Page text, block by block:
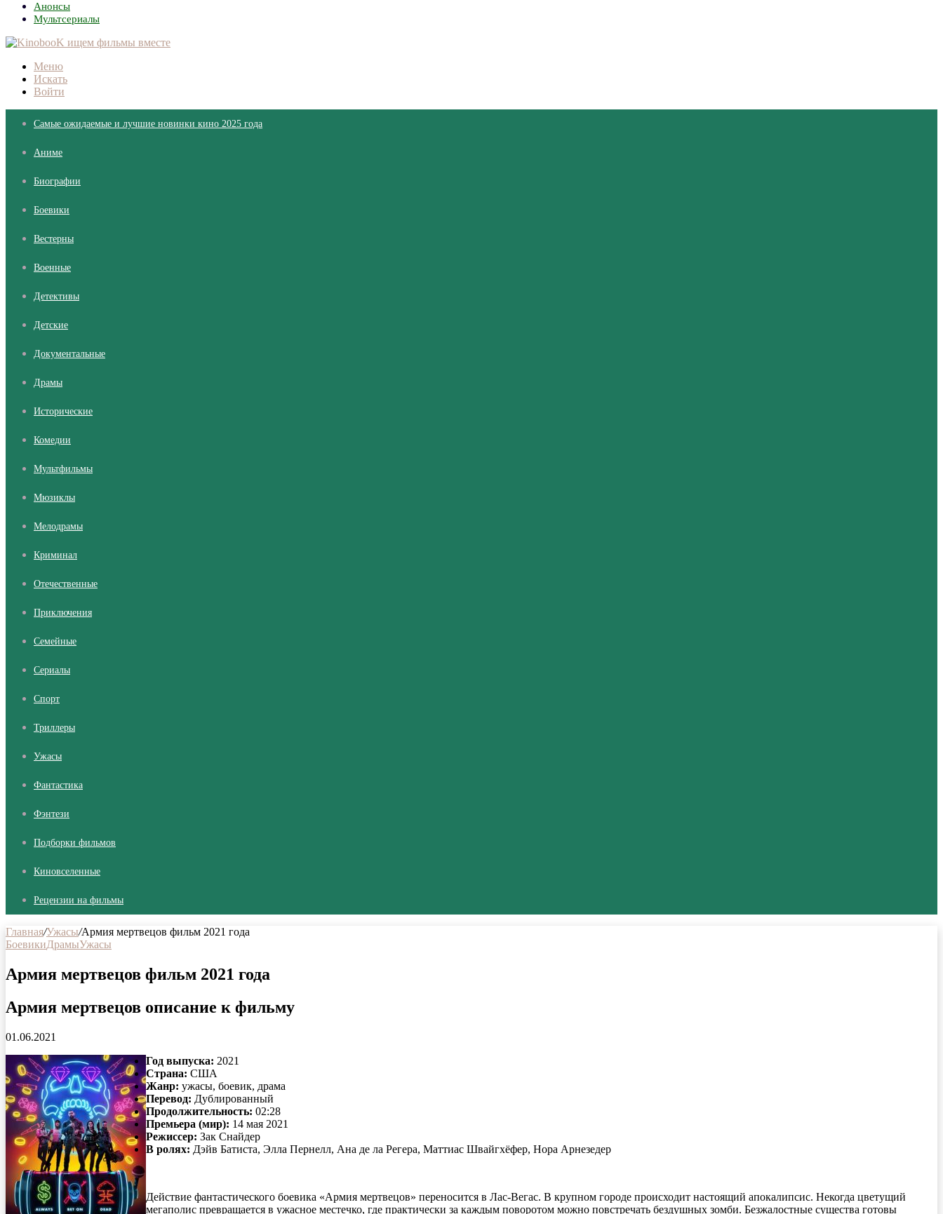
Анонсы
Мультсериалы
Меню
Искать
Войти
Самые ожидаемые и лучшие новинки кино 2025 года
Аниме
Биографии
Боевики
Вестерны
Военные
Детективы
Детские
Документальные
Драмы
Исторические
Комедии
Мультфильмы
Мюзиклы
Мелодрамы
Криминал
Отечественные
Приключения
Семейные
Сериалы
Cпорт
Триллеры
Ужасы
Фантастика
Фэнтези
Подборки фильмов
Киновселенные
Рецензии на фильмы
Главная/Ужасы/Армия мертвецов фильм 2021 года
БоевикиДрамыУжасы
Армия мертвецов фильм 2021 года
Армия мертвецов описание к фильму
01.06.2021
Год выпуска: 2021
Страна: США
Жанр: ужасы, боевик, драма
Перевод: Дублированный
Продолжительность: 02:28
Премьера (мир): 14 мая 2021
Режиссер: Зак Снайдер
В ролях: Дэйв Батиста, Элла Пернелл, Ана де ла Регера, Маттиас Швайгхёфер, Нора Арнезедер
Действие фантастического боевика «Армия мертвецов» переносится в Лас-Вегас. В крупном городе происходит настоящий апокалипсис. Некогда цветущий
мегаполис превращается в ужасное местечко, где практически за каждым поворотом можно повстречать бездушных зомби. Безжалостные существа готовы